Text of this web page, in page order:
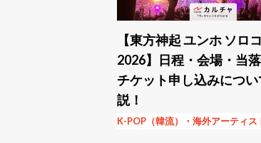
【東方神起 ユンホ ソロ
2026】日程・会場・当
チケット申し込みにつ
説！
K-POP（韓流）・海外アーティス